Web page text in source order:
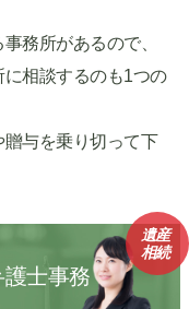
務所があるので、
相談するのも1つの
与を乗り切って下
士事務
遺産
相続